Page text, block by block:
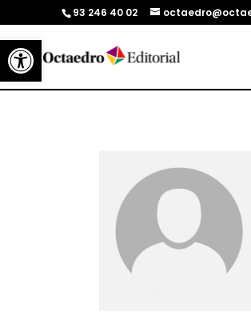
Abrir barra de herramientas
93 246 40 02